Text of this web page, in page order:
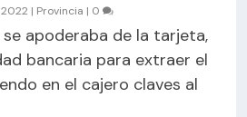
2022 | Provincia | 0
apoderaba de la tarjeta,
bancaria para extraer el
en el cajero claves al